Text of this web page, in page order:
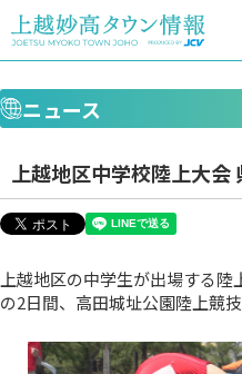
ニュース
上越地区中学校陸上大会
上越地区の中学生が出場する陸
の2日間、高田城址公園陸上競